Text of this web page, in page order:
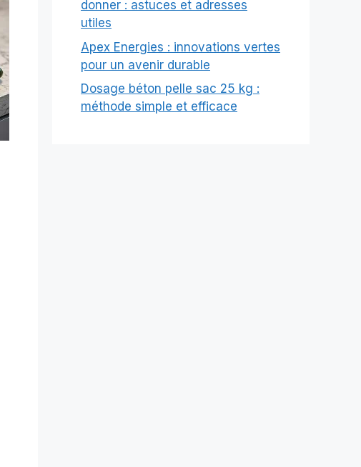
donner : astuces et adresses
utiles
Apex Energies : innovations vertes
pour un avenir durable
Dosage béton pelle sac 25 kg :
méthode simple et efficace